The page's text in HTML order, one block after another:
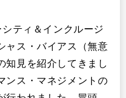
ティ＆インクルージ
ャス・バイアス（無意
知見を紹介してきまし
ンス・マネジメントの